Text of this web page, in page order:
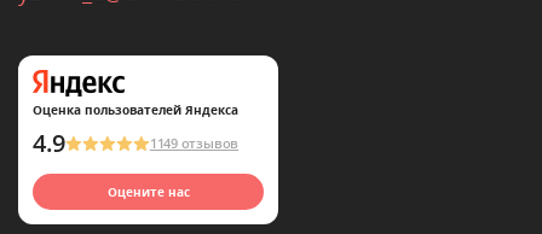
Оценка пользователей Яндекса
4.9 1149 отзывов
Оцените нас